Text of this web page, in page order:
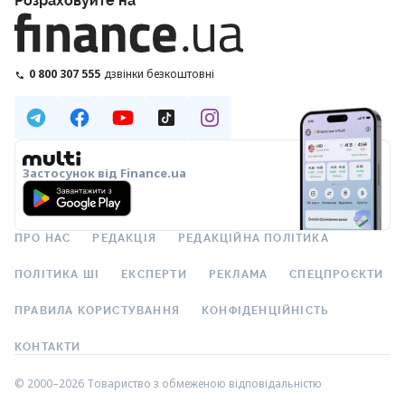
0 800 307 555 дзвінки безкоштовні
Застосунок від Finance.ua
ПРО НАС РЕДАКЦІЯ РЕДАКЦІЙНА ПОЛІТИКА
ПОЛІТИКА ШІ ЕКСПЕРТИ РЕКЛАМА СПЕЦПРОЄКТИ
ПРАВИЛА КОРИСТУВАННЯ КОНФІДЕНЦІЙНІСТЬ
КОНТАКТИ
© 2000–2026 Товариство з обмеженою відповідальністю